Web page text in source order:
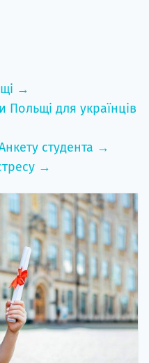
→
Польщі для українців
студента →
→